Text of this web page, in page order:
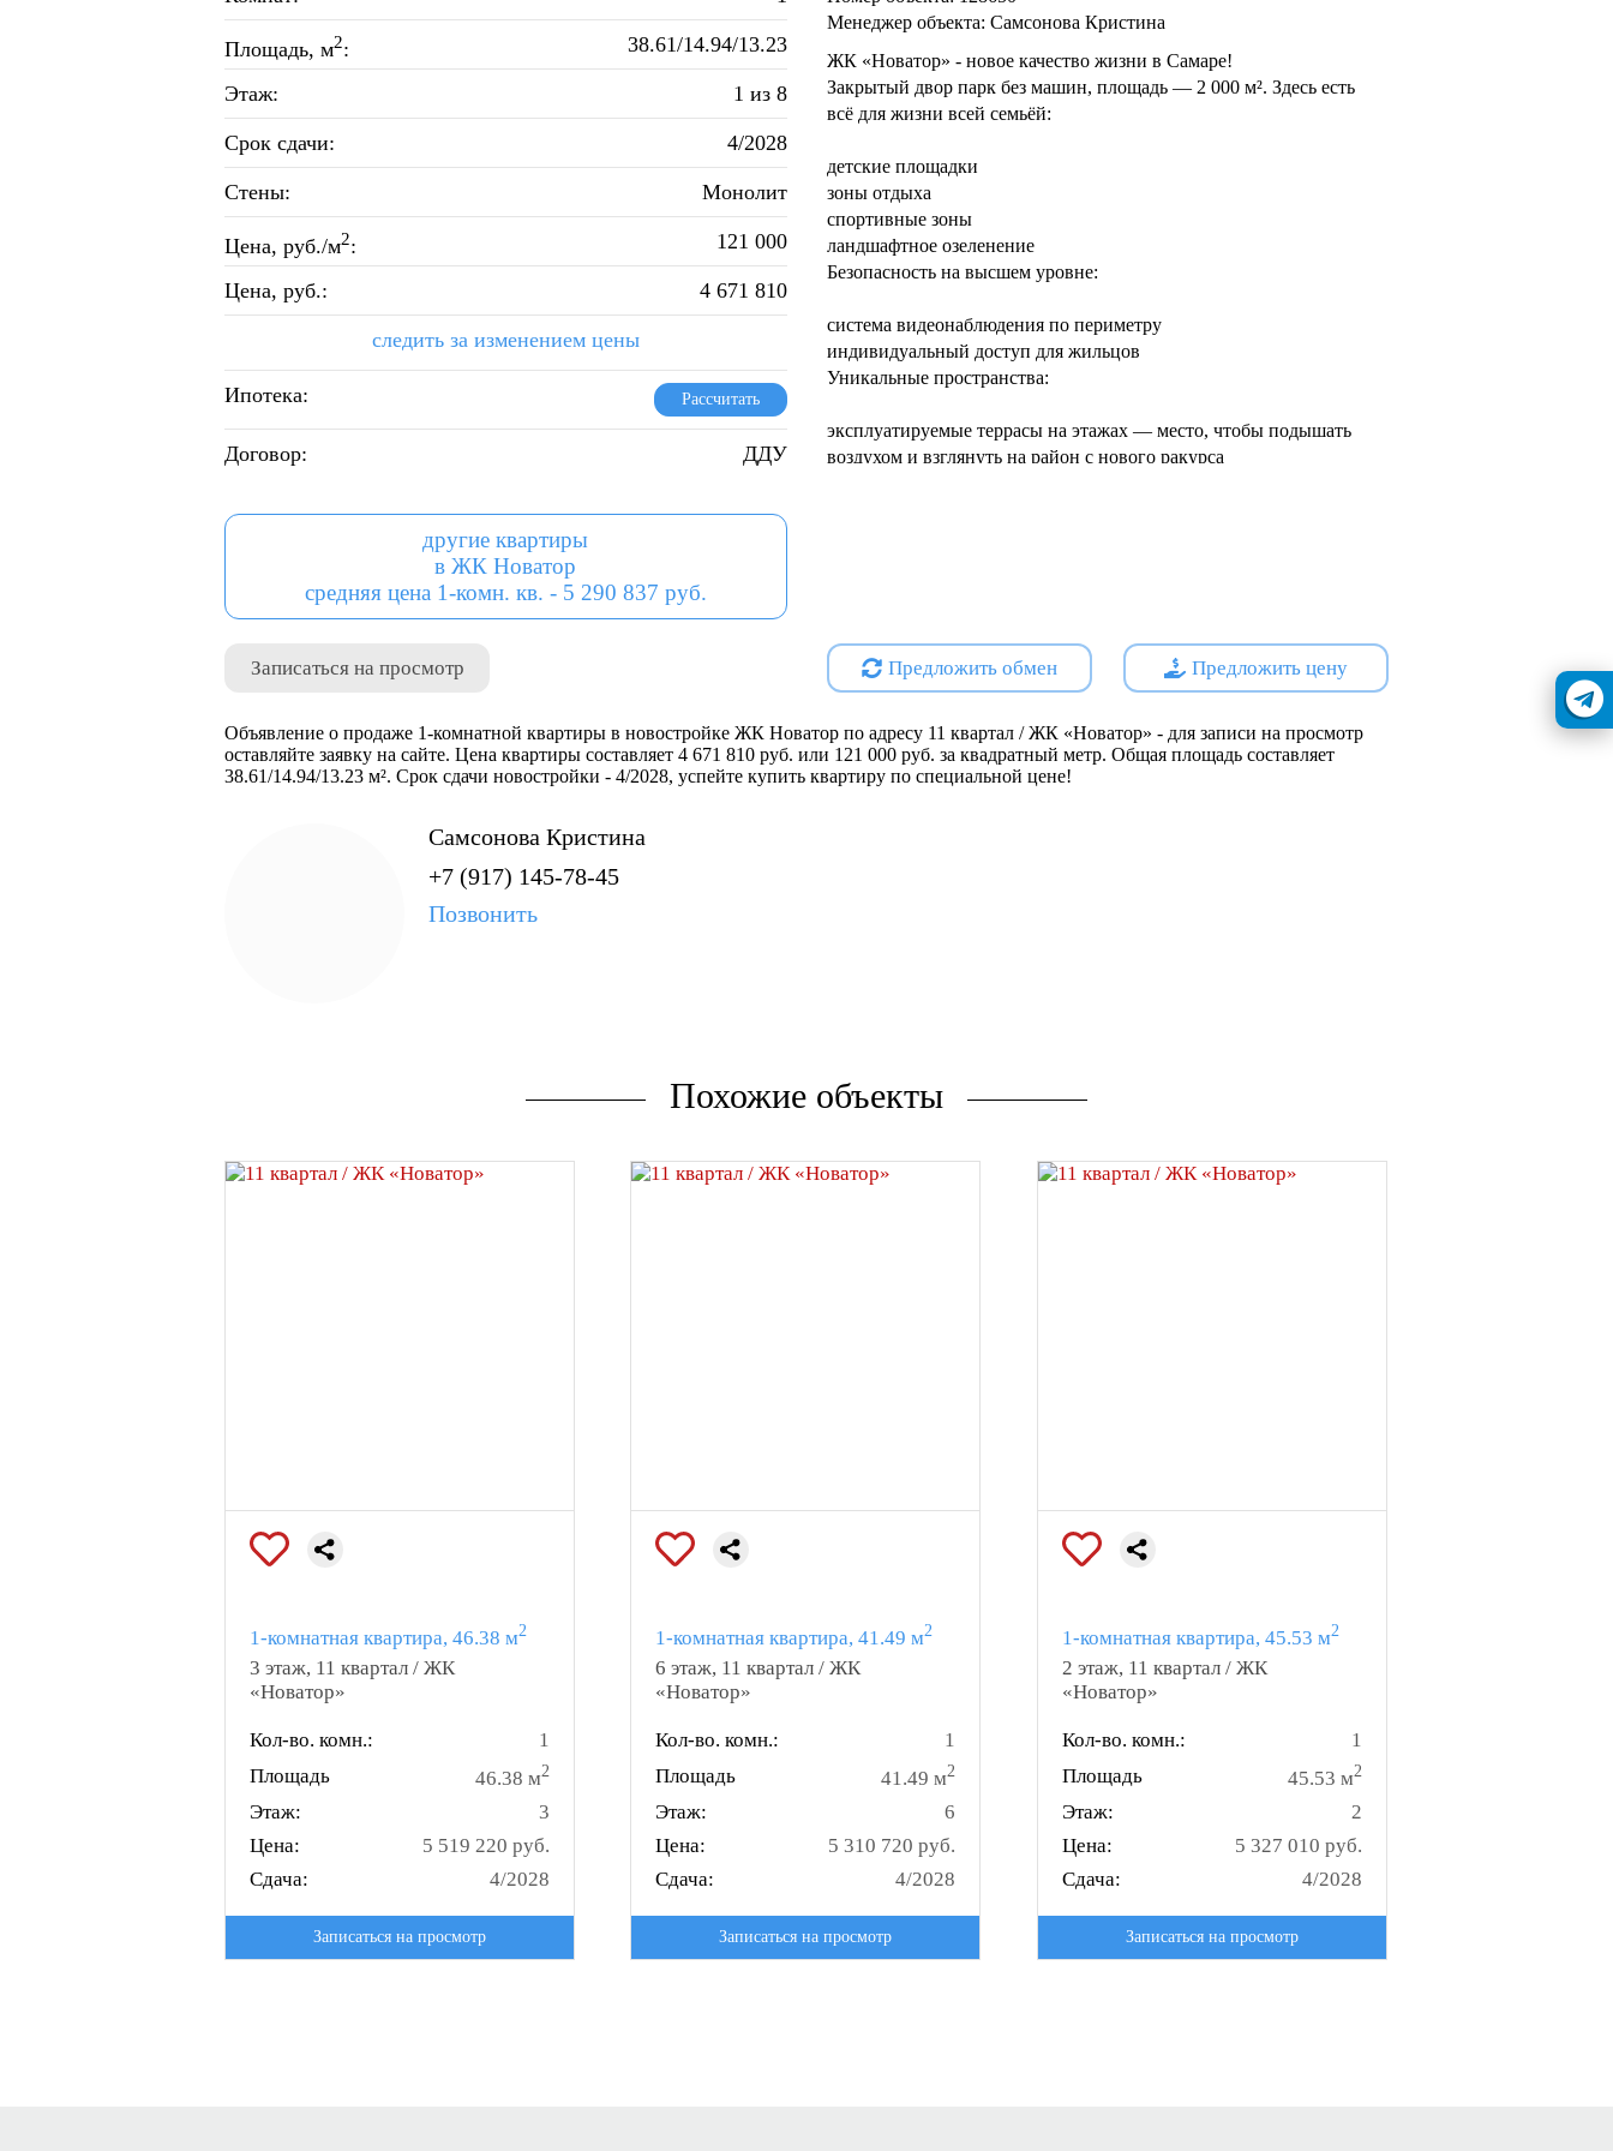
Площадь, м2: 38.61/14.94/13.23
Этаж: 1 из 8
Срок сдачи: 4/2028
Стены: Монолит
Цена, руб./м2: 121 000
Цена, руб.: 4 671 810
следить за изменением цены
Ипотека: Рассчитать
Договор: ДДУ
другие квартиры
в ЖК Новатор
средняя цена 1-комн. кв. - 5 290 837 руб.
Записаться на просмотр
Менеджер объекта: Самсонова Кристина
ЖК «Новатор» - новое качество жизни в Самаре!
Закрытый двор парк без машин, площадь — 2 000 м². Здесь есть
всё для жизни всей семьёй:
детские площадки
зоны отдыха
спортивные зоны
ландшафтное озеленение
Безопасность на высшем уровне:
система видеонаблюдения по периметру
индивидуальный доступ для жильцов
Уникальные пространства:
эксплуатируемые террасы на этажах — место, чтобы подышать
воздухом и взглянуть на район с нового ракурса
доступ в подъезд со двора и с улицы
лобби с мягкой зоной ожидания
гостевой санузел
умная домофония
Функциональные планировки:
Предложить обмен Предложить цену
Объявление о продаже 1-комнатной квартиры в новостройке ЖК Новатор по адресу 11 квартал / ЖК «Новатор» - для записи на просмотр
оставляйте заявку на сайте. Цена квартиры составляет 4 671 810 руб. или 121 000 руб. за квадратный метр. Общая площадь составляет
38.61/14.94/13.23 м². Срок сдачи новостройки - 4/2028, успейте купить квартиру по специальной цене!
Самсонова Кристина
+7 (917) 145-78-45
Позвонить
Похожие объекты
1-комнатная квартира, 46.38 м2
3 этаж, 11 квартал / ЖК
«Новатор»
Кол-во. комн.:
1
Площадь
46.38 м2
Этаж:
3
Цена:
5 519 220 руб.
Сдача:
4/2028
Записаться на просмотр
1-комнатная квартира, 41.49 м2
6 этаж, 11 квартал / ЖК
«Новатор»
Кол-во. комн.:
1
Площадь
41.49 м2
Этаж:
6
Цена:
5 310 720 руб.
Сдача:
4/2028
Записаться на просмотр
1-комнатная квартира, 45.53 м2
2 этаж, 11 квартал / ЖК
«Новатор»
Кол-во. комн.:
1
Площадь
45.53 м2
Этаж:
2
Цена:
5 327 010 руб.
Сдача:
4/2028
Записаться на просмотр